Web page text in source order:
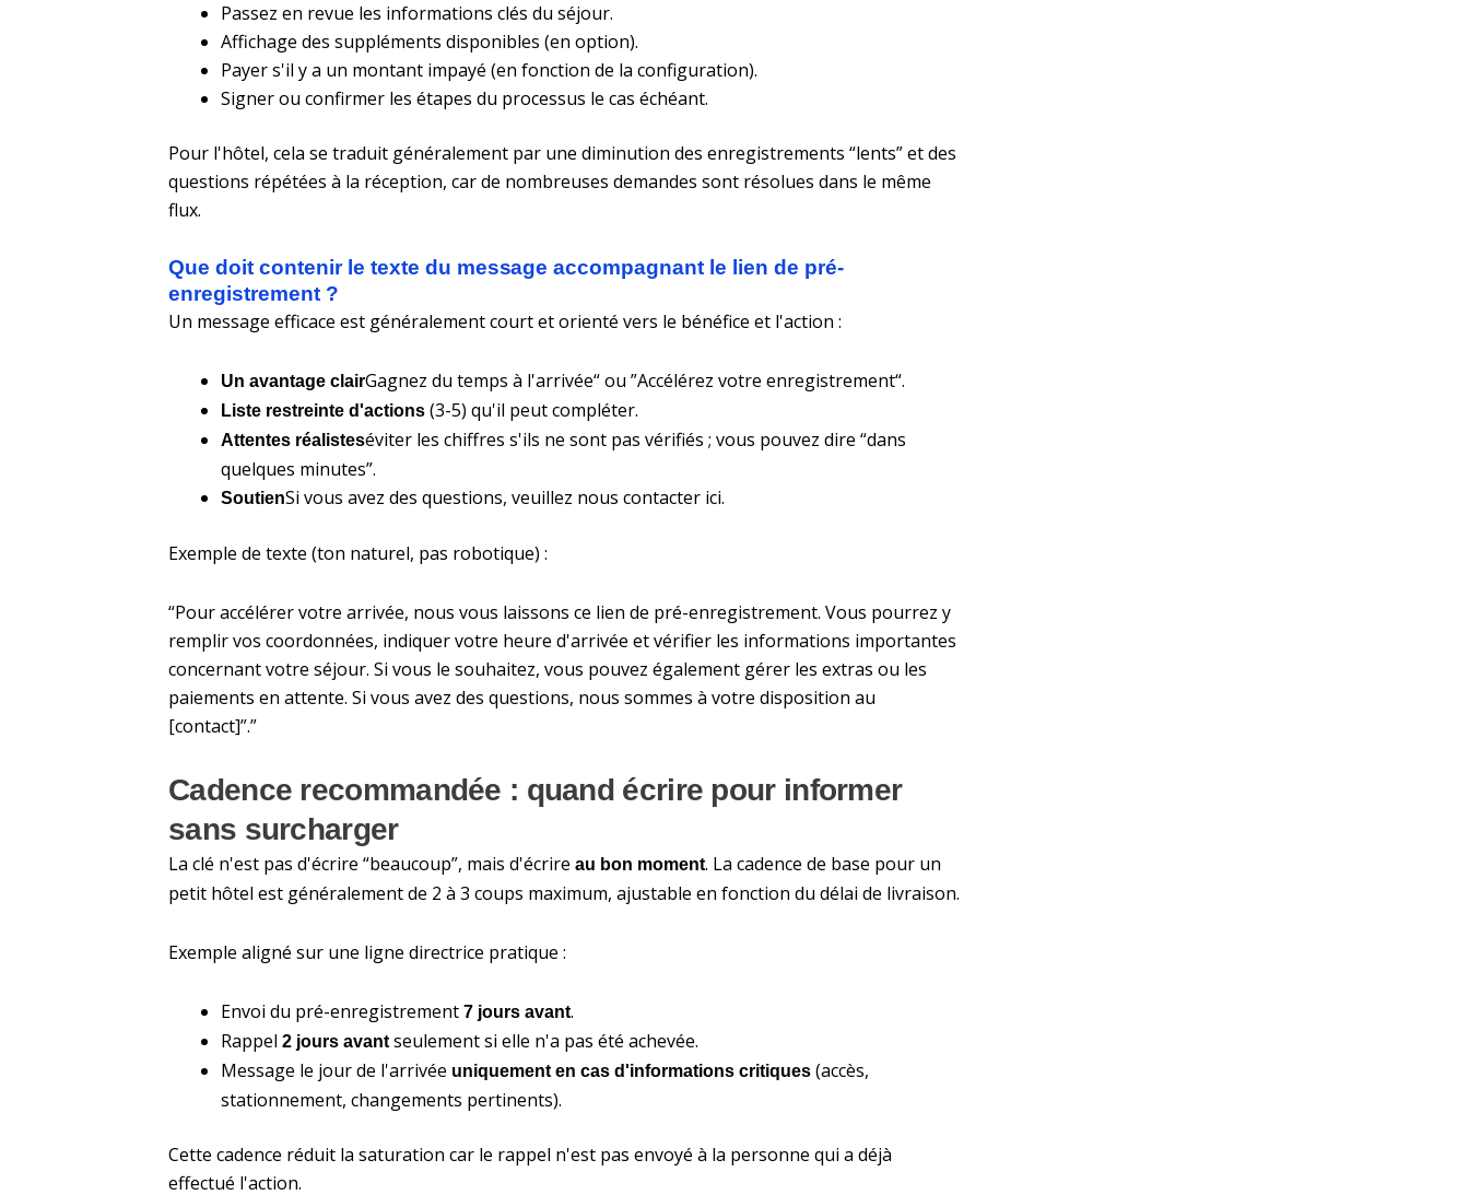
Passez en revue les informations clés du séjour.
Affichage des suppléments disponibles (en option).
Payer s'il y a un montant impayé (en fonction de la configuration).
Signer ou confirmer les étapes du processus le cas échéant.
Pour l'hôtel, cela se traduit généralement par une diminution des enregistrements “lents” et des
questions répétées à la réception, car de nombreuses demandes sont résolues dans le même
flux.
Que doit contenir le texte du message accompagnant le lien de pré-
enregistrement ?
Un message efficace est généralement court et orienté vers le bénéfice et l'action :
Un avantage clairGagnez du temps à l'arrivée“ ou ”Accélérez votre enregistrement“.
Liste restreinte d'actions (3-5) qu'il peut compléter.
Attentes réalisteséviter les chiffres s'ils ne sont pas vérifiés ; vous pouvez dire “dans
quelques minutes”.
SoutienSi vous avez des questions, veuillez nous contacter ici.
Exemple de texte (ton naturel, pas robotique) :
“Pour accélérer votre arrivée, nous vous laissons ce lien de pré-enregistrement. Vous pourrez y
remplir vos coordonnées, indiquer votre heure d'arrivée et vérifier les informations importantes
concernant votre séjour. Si vous le souhaitez, vous pouvez également gérer les extras ou les
paiements en attente. Si vous avez des questions, nous sommes à votre disposition au
[contact]”.”
Cadence recommandée : quand écrire pour informer
sans surcharger
La clé n'est pas d'écrire “beaucoup”, mais d'écrire au bon moment. La cadence de base pour un
petit hôtel est généralement de 2 à 3 coups maximum, ajustable en fonction du délai de livraison.
Exemple aligné sur une ligne directrice pratique :
Envoi du pré-enregistrement 7 jours avant.
Rappel 2 jours avantseulement si elle n'a pas été achevée.
Message le jour de l'arrivée uniquement en cas d'informations critiques (accès,
stationnement, changements pertinents).
Cette cadence réduit la saturation car le rappel n'est pas envoyé à la personne qui a déjà
effectué l'action.